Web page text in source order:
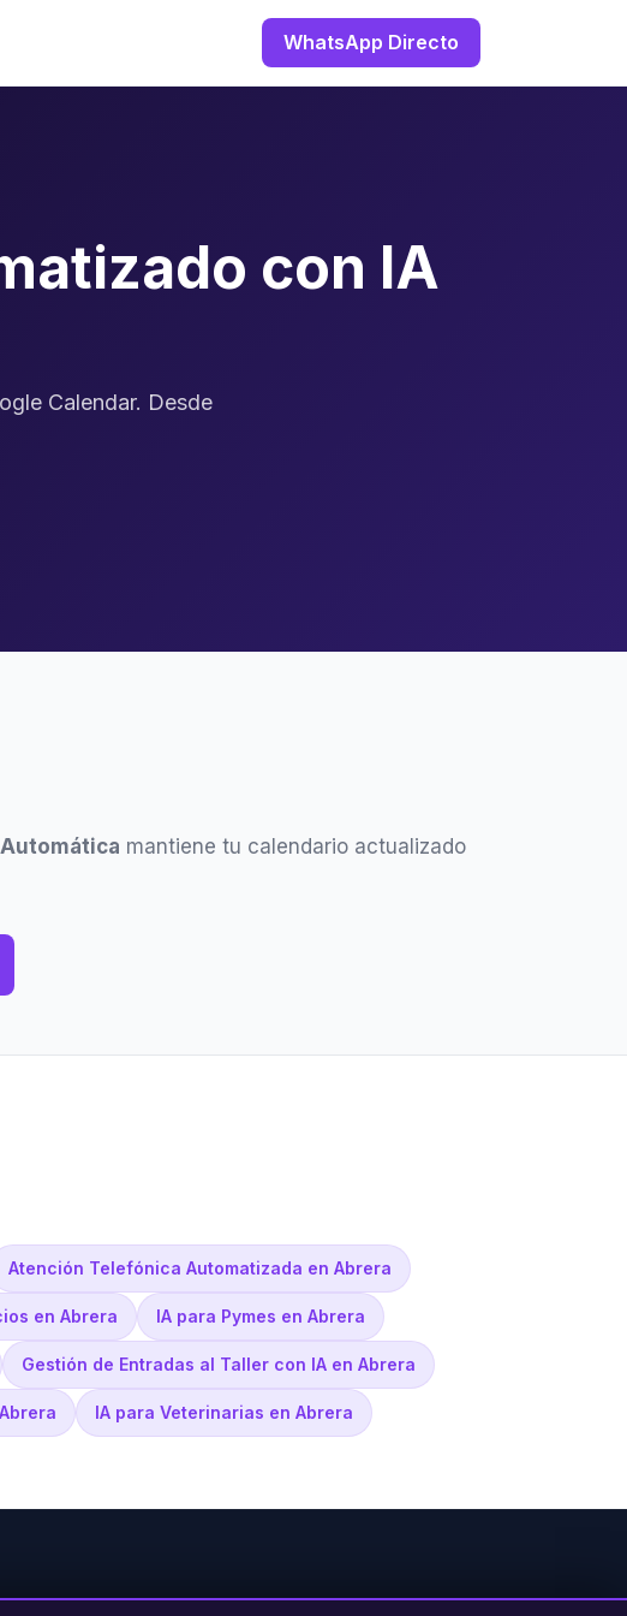
WhatsApp Directo
con IA
Calendar. Desde
mantiene tu calendario actualizado
Atención Telefónica Automatizada en Abrera
en Abrera IA para Pymes en Abrera
Gestión de Entradas al Taller con IA en Abrera
IA para Veterinarias en Abrera